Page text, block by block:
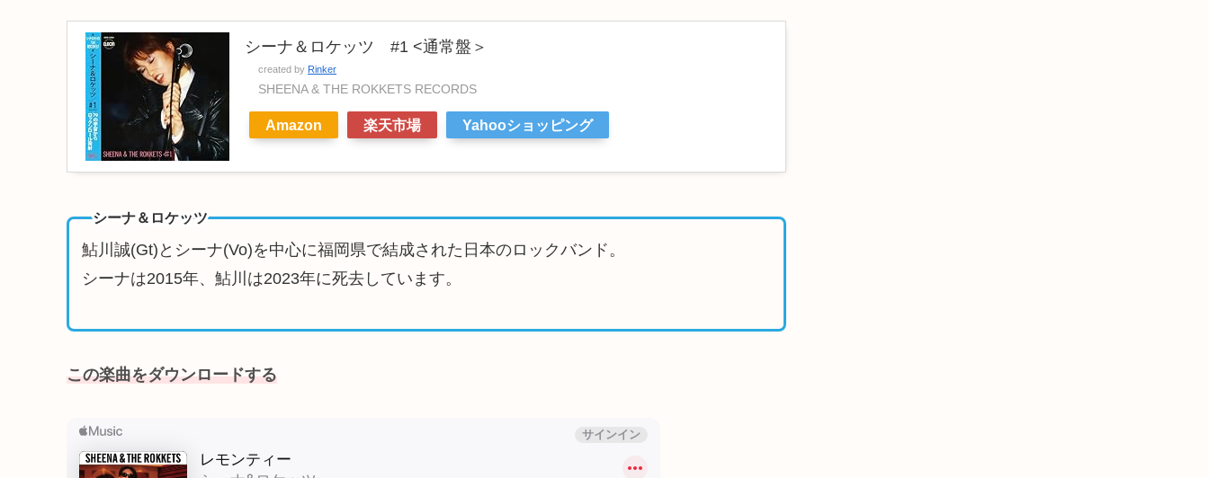
シーナ＆ロケッツ #1 <通常盤＞
created by Rinker
SHEENA & THE ROKKETS RECORDS
Amazon 楽天市場 Yahooショッピング
シーナ＆ロケッツ
鮎川誠(Gt)とシーナ(Vo)を中心に福岡県で結成された日本のロックバンド。
シーナは2015年、鮎川は2023年に死去しています。
この楽曲をダウンロードする